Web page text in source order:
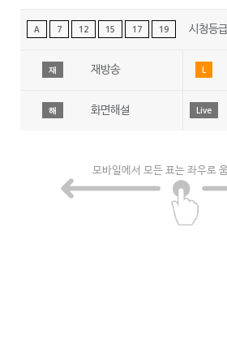
A 7 12 15 17 19 시청등급
재 재방송 L
해 화면해설 Live
모바일에서 모든 표는 좌우로